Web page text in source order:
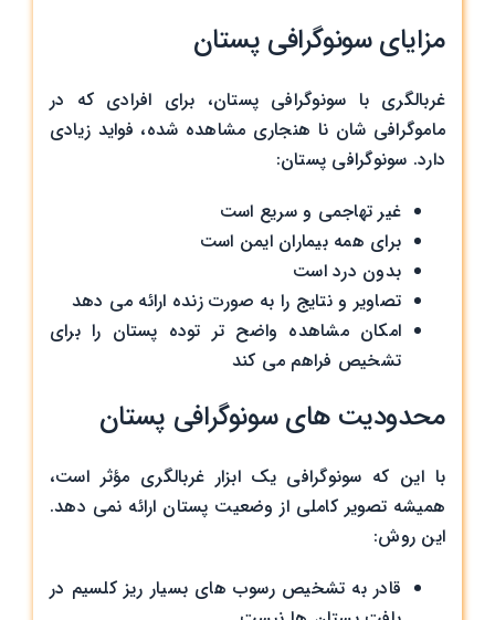
مزایای سونوگرافی پستان
غربالگری با سونوگرافی پستان، برای افرادی که در
ماموگرافی شان نا هنجاری مشاهده شده، فواید زیادی
دارد. سونوگرافی پستان:
غیر تهاجمی و سریع است
برای همه بیماران ایمن است
بدون درد است
تصاویر و نتایج را به صورت زنده ارائه می‌ دهد
امکان مشاهده واضح ‌تر توده پستان را برای
تشخیص فراهم می ‌کند
محدودیت ‌های سونوگرافی پستان
با این که سونوگرافی یک ابزار غربالگری مؤثر است،
همیشه تصویر کاملی از وضعیت پستان ارائه نمی ‌دهد.
این روش:
قادر به تشخیص رسوب‌ های بسیار ریز کلسیم در